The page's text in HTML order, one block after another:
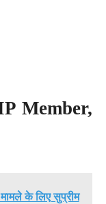
Member,
के लिए सुप्रीम